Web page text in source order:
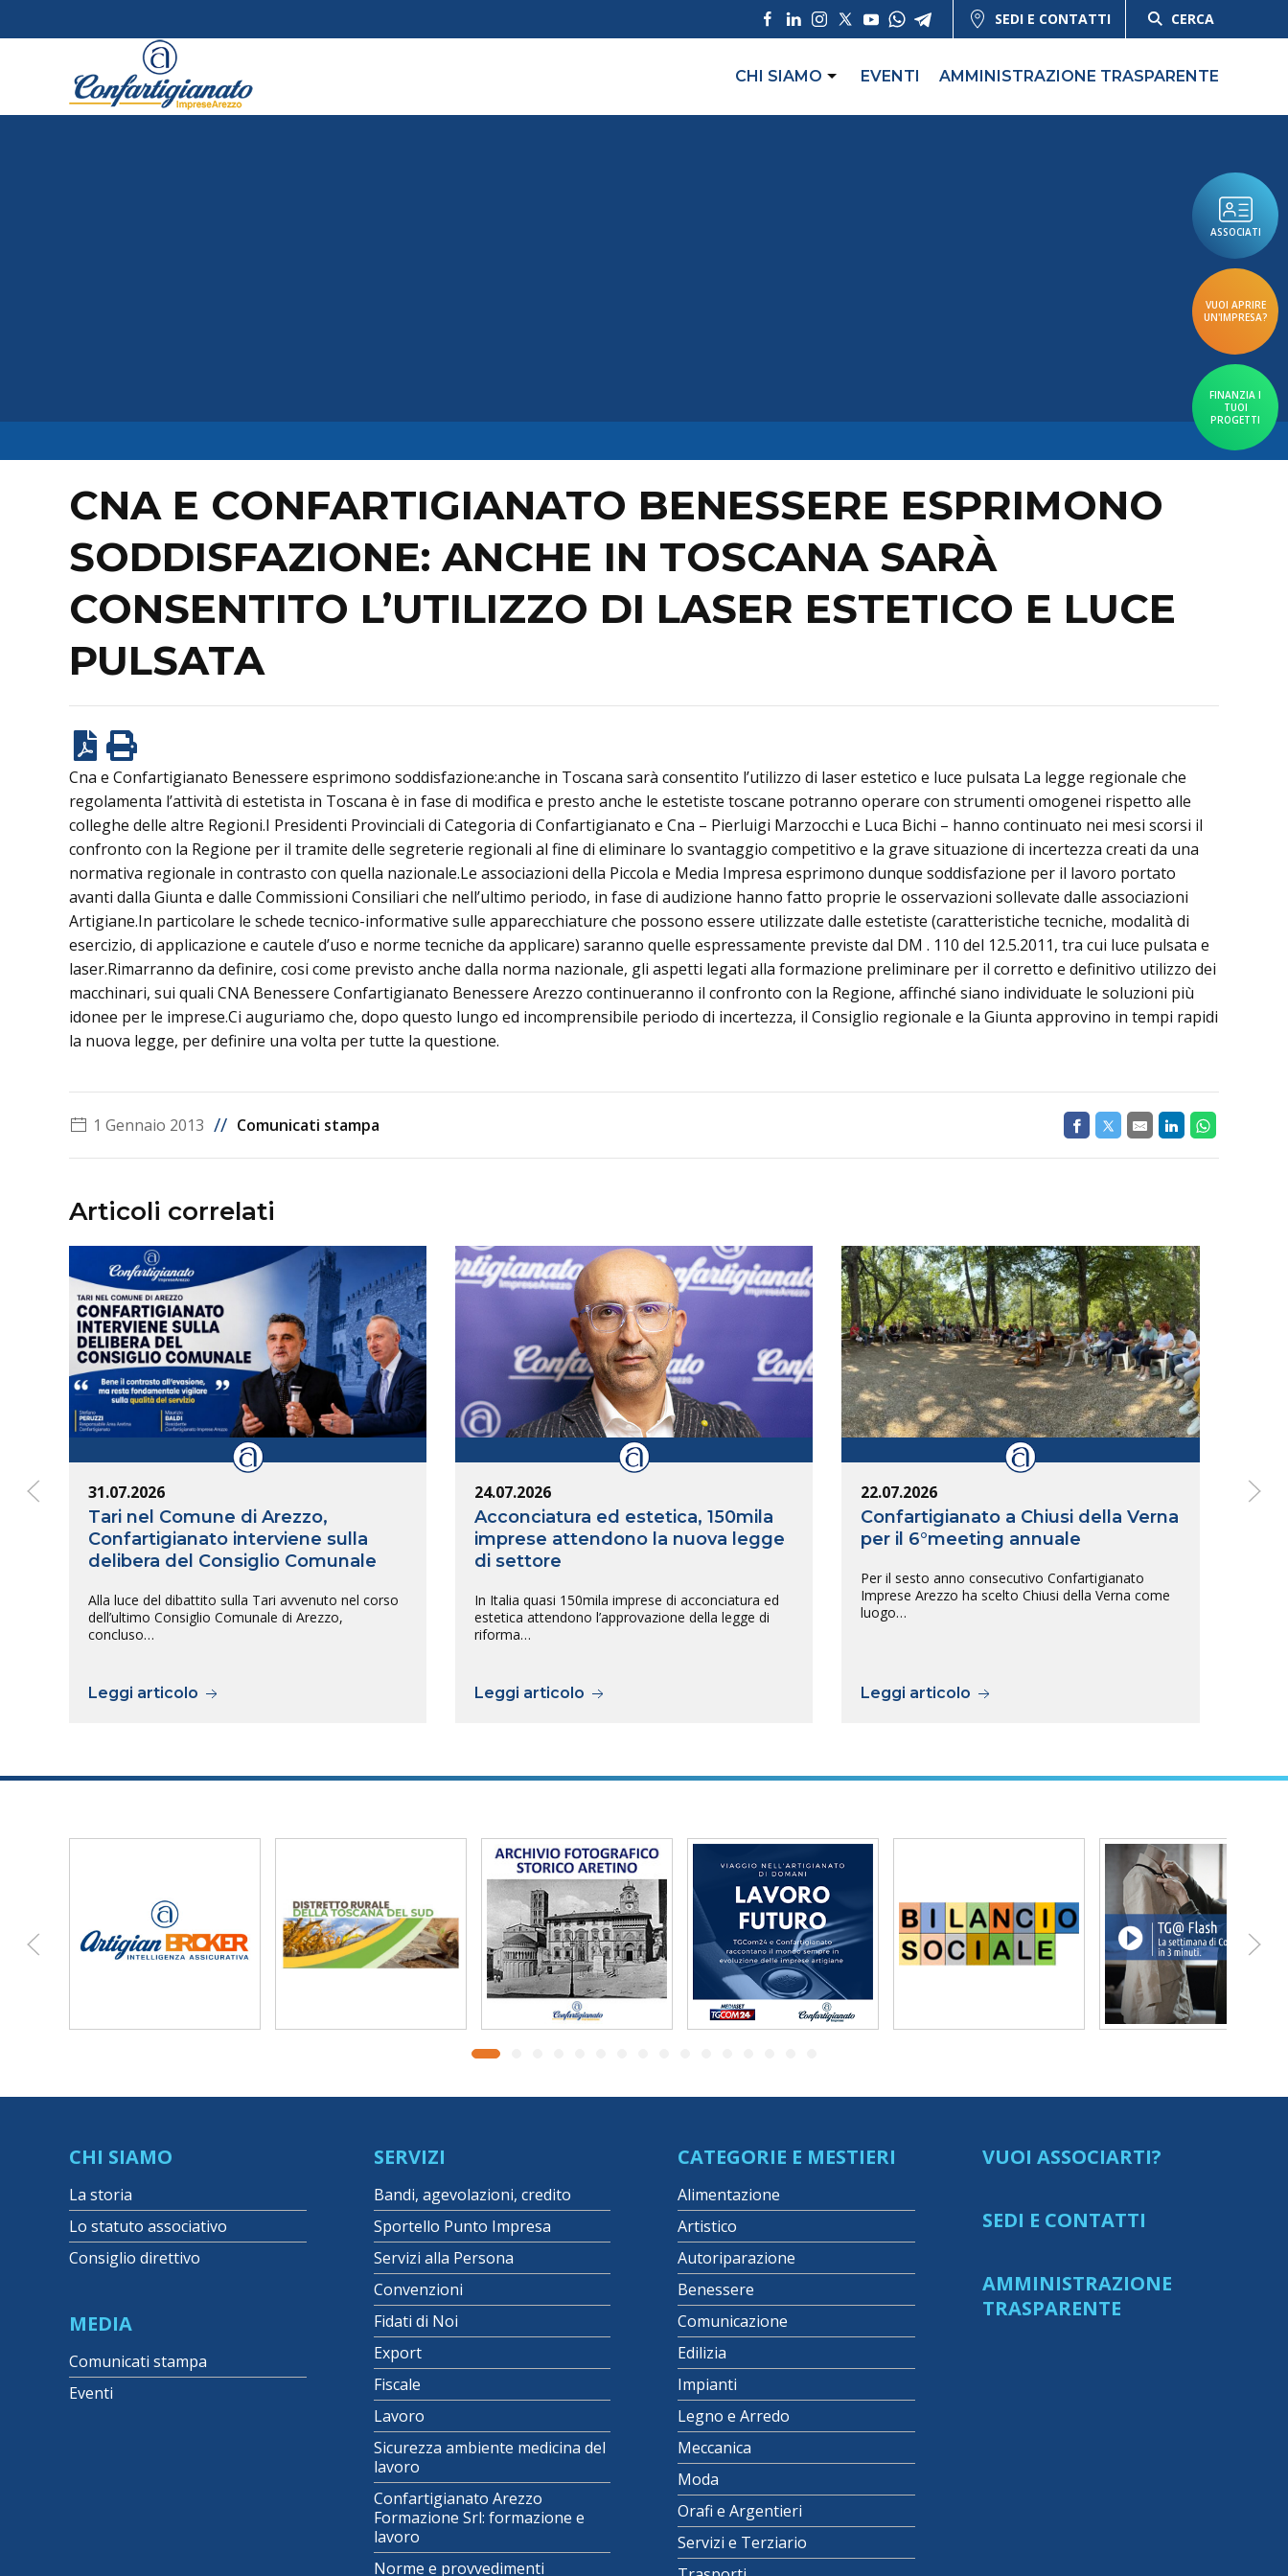
SEDI E CONTATTI CERCA
CHI SIAMO EVENTI AMMINISTRAZIONE TRASPARENTE
ASSOCIATI
VUOI APRIRE
UN'IMPRESA?
FINANZIA I
TUOI
PROGETTI
CNA E CONFARTIGIANATO BENESSERE ESPRIMONO
SODDISFAZIONE: ANCHE IN TOSCANA SARÀ
CONSENTITO L’UTILIZZO DI LASER ESTETICO E LUCE
PULSATA
Cna e Confartigianato Benessere esprimono soddisfazione:anche in Toscana sarà consentito l’utilizzo di laser estetico e luce pulsata La legge regionale che
regolamenta l’attività di estetista in Toscana è in fase di modifica e presto anche le estetiste toscane potranno operare con strumenti omogenei rispetto alle
colleghe delle altre Regioni.I Presidenti Provinciali di Categoria di Confartigianato e Cna – Pierluigi Marzocchi e Luca Bichi – hanno continuato nei mesi scorsi il
confronto con la Regione per il tramite delle segreterie regionali al fine di eliminare lo svantaggio competitivo e la grave situazione di incertezza creati da una
normativa regionale in contrasto con quella nazionale.Le associazioni della Piccola e Media Impresa esprimono dunque soddisfazione per il lavoro portato
avanti dalla Giunta e dalle Commissioni Consiliari che nell’ultimo periodo, in fase di audizione hanno fatto proprie le osservazioni sollevate dalle associazioni
Artigiane.In particolare le schede tecnico-informative sulle apparecchiature che possono essere utilizzate dalle estetiste (caratteristiche tecniche, modalità di
esercizio, di applicazione e cautele d’uso e norme tecniche da applicare) saranno quelle espressamente previste dal DM . 110 del 12.5.2011, tra cui luce pulsata e
laser.Rimarranno da definire, cosi come previsto anche dalla norma nazionale, gli aspetti legati alla formazione preliminare per il corretto e definitivo utilizzo dei
macchinari, sui quali CNA Benessere Confartigianato Benessere Arezzo continueranno il confronto con la Regione, affinché siano individuate le soluzioni più
idonee per le imprese.Ci auguriamo che, dopo questo lungo ed incomprensibile periodo di incertezza, il Consiglio regionale e la Giunta approvino in tempi rapidi
la nuova legge, per definire una volta per tutte la questione.
1 Gennaio 2013 // Comunicati stampa
Articoli correlati
31.07.2026
Tari nel Comune di Arezzo,
Confartigianato interviene sulla
delibera del Consiglio Comunale
Alla luce del dibattito sulla Tari avvenuto nel corso
dell’ultimo Consiglio Comunale di Arezzo,
concluso…
Leggi articolo
24.07.2026
Acconciatura ed estetica, 150mila
imprese attendono la nuova legge
di settore
In Italia quasi 150mila imprese di acconciatura ed
estetica attendono l’approvazione della legge di
riforma…
Leggi articolo
22.07.2026
Confartigianato a Chiusi della Verna
per il 6°meeting annuale
Per il sesto anno consecutivo Confartigianato
Imprese Arezzo ha scelto Chiusi della Verna come
luogo…
Leggi articolo
CHI SIAMO
La storia
Lo statuto associativo
Consiglio direttivo
MEDIA
Comunicati stampa
Eventi
SERVIZI
Bandi, agevolazioni, credito
Sportello Punto Impresa
Servizi alla Persona
Convenzioni
Fidati di Noi
Export
Fiscale
Lavoro
Sicurezza ambiente medicina del
lavoro
Confartigianato Arezzo
Formazione Srl: formazione e
lavoro
Norme e provvedimenti
CATEGORIE E MESTIERI
Alimentazione
Artistico
Autoriparazione
Benessere
Comunicazione
Edilizia
Impianti
Legno e Arredo
Meccanica
Moda
Orafi e Argentieri
Servizi e Terziario
VUOI ASSOCIARTI?
SEDI E CONTATTI
AMMINISTRAZIONE
TRASPARENTE